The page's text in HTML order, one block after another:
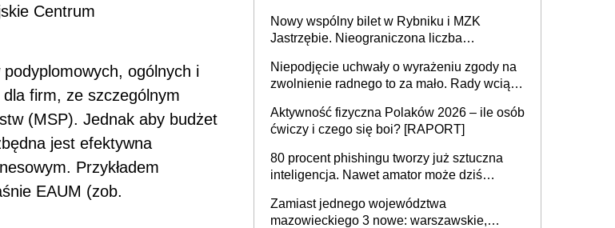
Centrum
ogólnych i
firm, ze szczególnym
(MSP). Jednak aby budżet
jest efektywna
Przykładem
EAUM (zob.
Nowy wspólny bilet w Rybniku i MZK
Jastrzębie. Nieograniczona liczba
Niepodjęcie uchwały o wyrażeniu zgody na
zwolnienie radnego to za mało. Rady wciąż
rozstrzygać sprawy
Aktywność fizyczna Polaków 2026 – ile osób
ćwiczy i czego się boi? [RAPORT]
80 procent phishingu tworzy już sztuczna
inteligencja. Nawet amator może dziś
Zamiast jednego województwa
mazowieckiego 3 nowe: warszawskie,